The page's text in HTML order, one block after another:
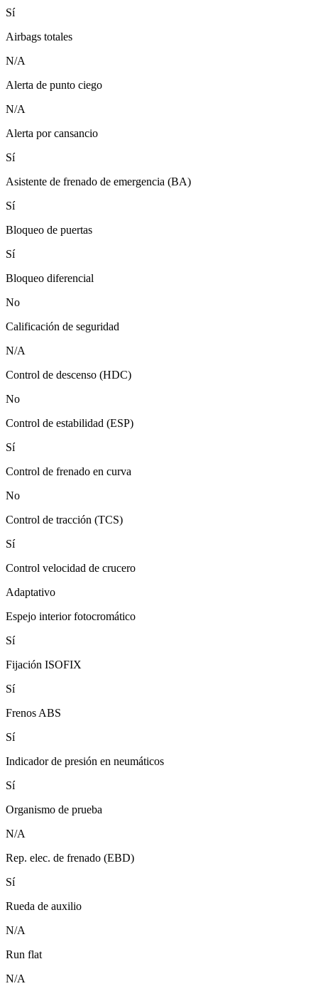
Sí
Airbags totales
N/A
Alerta de punto ciego
N/A
Alerta por cansancio
Sí
Asistente de frenado de emergencia (BA)
Sí
Bloqueo de puertas
Sí
Bloqueo diferencial
No
Calificación de seguridad
N/A
Control de descenso (HDC)
No
Control de estabilidad (ESP)
Sí
Control de frenado en curva
No
Control de tracción (TCS)
Sí
Control velocidad de crucero
Adaptativo
Espejo interior fotocromático
Sí
Fijación ISOFIX
Sí
Frenos ABS
Sí
Indicador de presión en neumáticos
Sí
Organismo de prueba
N/A
Rep. elec. de frenado (EBD)
Sí
Rueda de auxilio
N/A
Run flat
N/A